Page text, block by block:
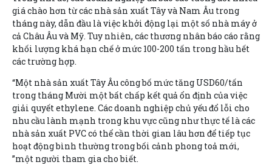
giá chào hơn từ các nhà sản xuất Tây và Nam Âu trong
tháng này, dẫn đầu là việc khởi động lại một số nhà máy ở
cả Châu Âu và Mỹ. Tuy nhiên, các thương nhân báo cáo rằng
khối lượng khá hạn chế ở mức 100-200 tấn trong hầu hết
các trường hợp.
“Một nhà sản xuất Tây Âu công bố mức tăng USD60/tấn
trong tháng Mười một bất chấp kết quả ổn định của việc
giải quyết ethylene. Các doanh nghiệp chủ yếu đổ lỗi cho
nhu cầu lành mạnh trong khu vực cũng như thực tế là các
nhà sản xuất PVC có thể cần thời gian lâu hơn để tiếp tục
hoạt động bình thường trong bối cảnh phong toả mới,
”một người tham gia cho biết.